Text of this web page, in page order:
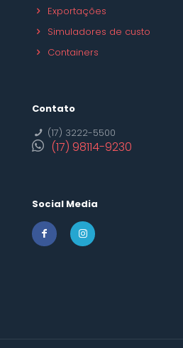
Exportações
Simuladores de custo
Containers
Contato
(17) 3222-5500
(17) 98114-9230
Social Media